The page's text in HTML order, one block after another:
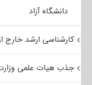
دانشگاه آزاد
کارشناسی ارشد خارج
جذب هیات علمی